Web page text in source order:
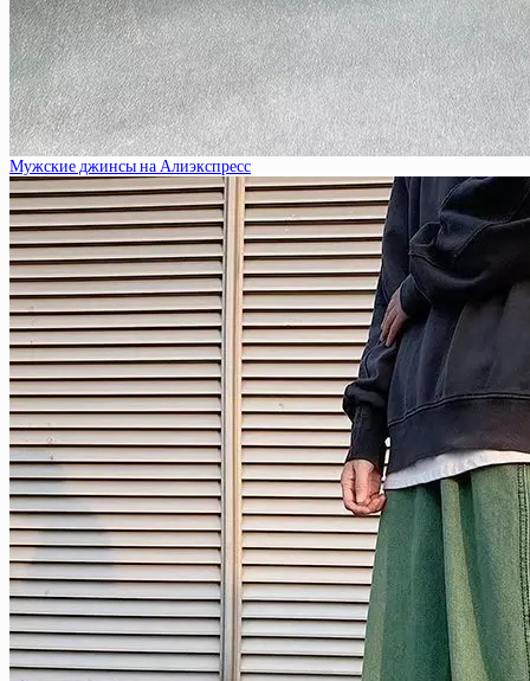
Мужские джинсы на Алиэкспресс